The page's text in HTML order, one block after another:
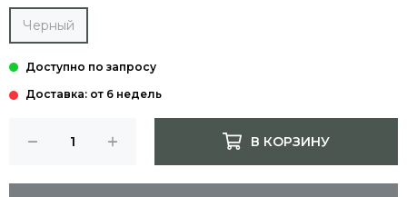
Черный
Доставка: от 6 недель
В КОРЗИНУ